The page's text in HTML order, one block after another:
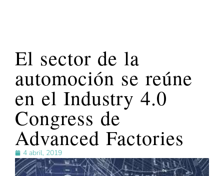
El sector de la
automoción se reúne
en el Industry 4.0
Congress de
Advanced Factories
4 abril, 2019